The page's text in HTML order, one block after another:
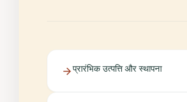
प्रारंभिक उत्पत्ति और स्थापना